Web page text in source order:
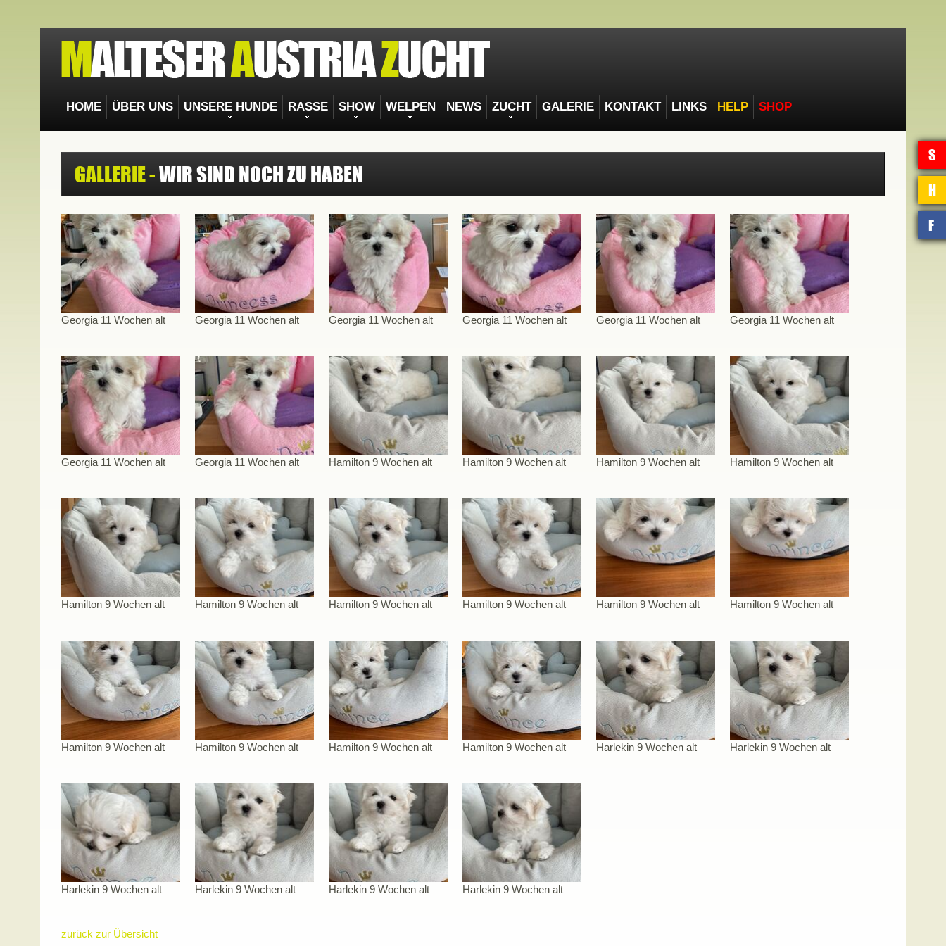
S
H
F
HOME ÜBER UNS UNSERE HUNDE RASSE SHOW WELPEN NEWS ZUCHT GALERIE KONTAKT LINKS HELP SHOP
GALLERIE -WIR SIND NOCH ZU HABEN
Georgia 11 Wochen alt Georgia 11 Wochen alt Georgia 11 Wochen alt Georgia 11 Wochen alt Georgia 11 Wochen alt Georgia 11 Wochen alt
Georgia 11 Wochen alt Georgia 11 Wochen alt Hamilton 9 Wochen alt Hamilton 9 Wochen alt Hamilton 9 Wochen alt Hamilton 9 Wochen alt
Hamilton 9 Wochen alt Hamilton 9 Wochen alt Hamilton 9 Wochen alt Hamilton 9 Wochen alt Hamilton 9 Wochen alt Hamilton 9 Wochen alt
Hamilton 9 Wochen alt Hamilton 9 Wochen alt Hamilton 9 Wochen alt Hamilton 9 Wochen alt Harlekin 9 Wochen alt Harlekin 9 Wochen alt
Harlekin 9 Wochen alt Harlekin 9 Wochen alt Harlekin 9 Wochen alt Harlekin 9 Wochen alt
zurück zur Übersicht